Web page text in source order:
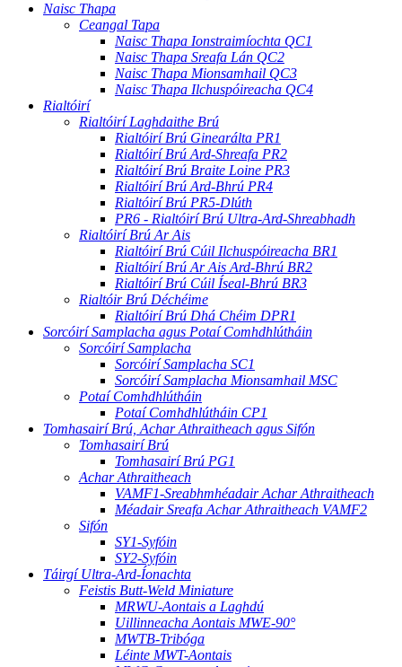
Naisc Thapa
Ceangal Tapa
Naisc Thapa Ionstraimíochta QC1
Naisc Thapa Sreafa Lán QC2
Naisc Thapa Mionsamhail QC3
Naisc Thapa Ilchuspóireacha QC4
Rialtóirí
Rialtóirí Laghdaithe Brú
Rialtóirí Brú Ginearálta PR1
Rialtóirí Brú Ard-Shreafa PR2
Rialtóirí Brú Braite Loine PR3
Rialtóirí Brú Ard-Bhrú PR4
Rialtóirí Brú PR5-Dlúth
PR6 - Rialtóirí Brú Ultra-Ard-Shreabhadh
Rialtóirí Brú Ar Ais
Rialtóirí Brú Cúil Ilchuspóireacha BR1
Rialtóirí Brú Ar Ais Ard-Bhrú BR2
Rialtóirí Brú Cúil Íseal-Bhrú BR3
Rialtóir Brú Déchéime
Rialtóirí Brú Dhá Chéim DPR1
Sorcóirí Samplacha agus Potaí Comhdhlútháin
Sorcóirí Samplacha
Sorcóirí Samplacha SC1
Sorcóirí Samplacha Mionsamhail MSC
Potaí Comhdhlútháin
Potaí Comhdhlútháin CP1
Tomhasairí Brú, Achar Athraitheach agus Sifón
Tomhasairí Brú
Tomhasairí Brú PG1
Achar Athraitheach
VAMF1-Sreabhmhéadair Achar Athraitheach
Méadair Sreafa Achar Athraitheach VAMF2
Sifón
SY1-Syfóin
SY2-Syfóin
Táirgí Ultra-Ard-Íonachta
Feistis Butt-Weld Miniature
MRWU-Aontais a Laghdú
Uillinneacha Aontais MWE-90°
MWTB-Tribóga
Léinte MWT-Aontais